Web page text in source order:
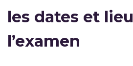
les dates et
l’examen